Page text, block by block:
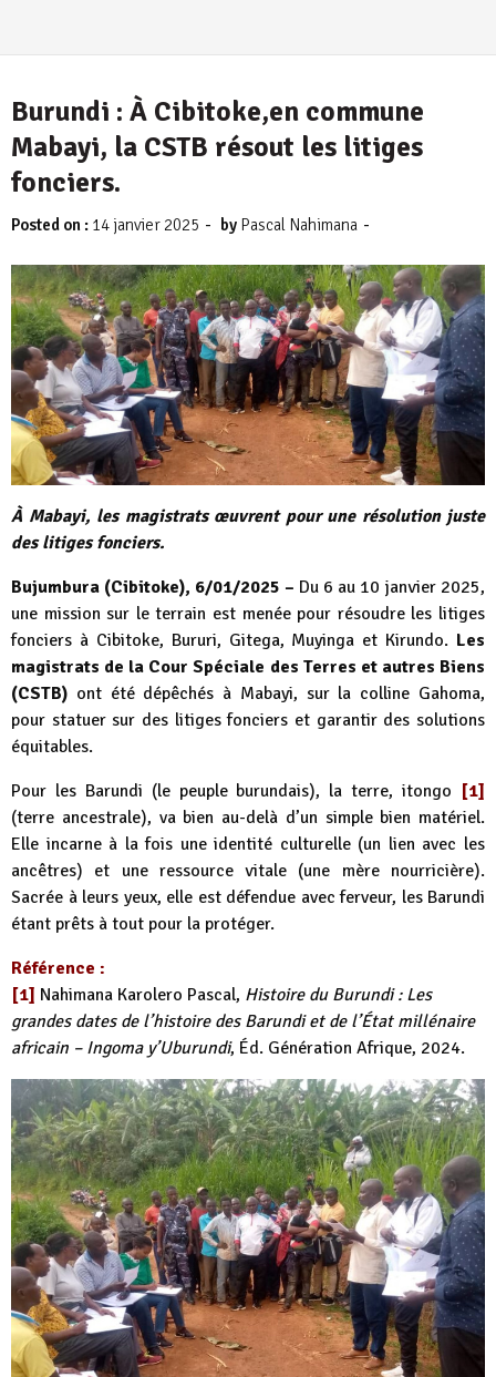
Burundi : À Cibitoke,en commune
Mabayi, la CSTB résout les litiges
fonciers.
Posted on : 14 janvier 2025 - by Pascal Nahimana -
À Mabayi, les magistrats œuvrent pour une résolution juste
des litiges fonciers.
Bujumbura (Cibitoke), 6/01/2025 – Du 6 au 10 janvier 2025,
une mission sur le terrain est menée pour résoudre les litiges
fonciers à Cibitoke, Bururi, Gitega, Muyinga et Kirundo. Les
magistrats de la Cour Spéciale des Terres et autres Biens
(CSTB) ont été dépêchés à Mabayi, sur la colline Gahoma,
pour statuer sur des litiges fonciers et garantir des solutions
équitables.
Pour les Barundi (le peuple burundais), la terre, itongo
[1]
(terre ancestrale), va bien au-delà d’un simple bien matériel.
Elle incarne à la fois une identité culturelle (un lien avec les
ancêtres) et une ressource vitale (une mère nourricière).
Sacrée à leurs yeux, elle est défendue avec ferveur, les Barundi
étant prêts à tout pour la protéger.
Référence :
[1] Nahimana Karolero Pascal, Histoire du Burundi : Les
grandes dates de l’histoire des Barundi et de l’État millénaire
africain – Ingoma y’Uburundi, Éd. Génération Afrique, 2024.